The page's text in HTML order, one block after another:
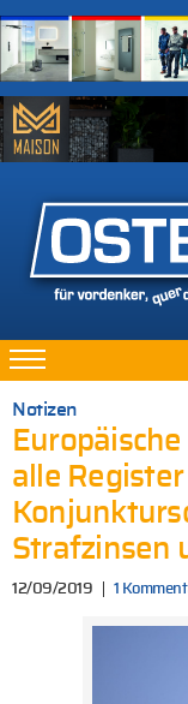
Notizen
alle
Strafzinsen
12/09/2019 1